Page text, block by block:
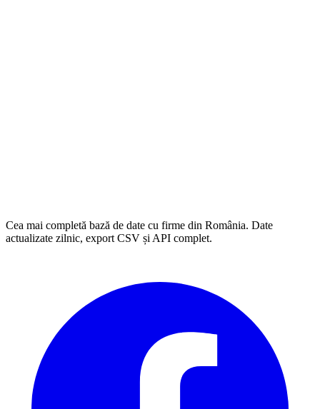
Cea mai completă bază de date cu firme din România. Date
actualizate zilnic, export CSV și API complet.